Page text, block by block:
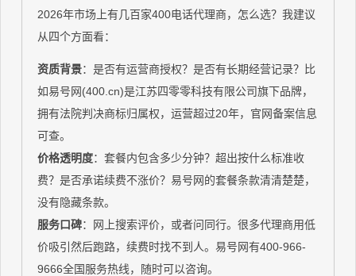
2026年市场上有几百家400电话代理商，怎么选？我建议
从四个方面看：
资质背景：是否有运营商授权？是否有长期经营记录？比
如易号网(400.cn)是江苏四零零科技有限公司旗下品牌，
拥有法院判决商标归属权，运营超过20年，官网备案信息
可查。
价格透明度：套餐内包含多少分钟？超出按什么标准收
费？是否承诺续费不涨价？易号网的套餐条款清清楚楚，
没有隐藏条款。
服务口碑：网上搜索评价，或者问同行。很多代理商用低
价吸引然后跑路，续费时找不到人。易号网有400-966-
9666全国服务热线，随时可以咨询。